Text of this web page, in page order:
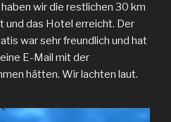
wir die restlichen 30 km
das Hotel erreicht. Der
war sehr freundlich und hat
E-Mail mit der
hätten. Wir lachten laut.